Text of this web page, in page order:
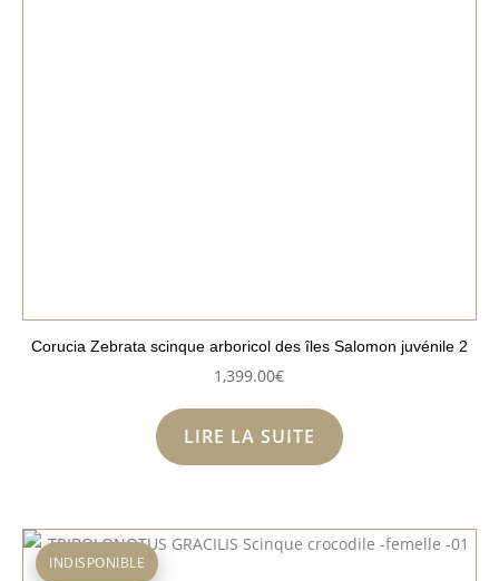
Corucia Zebrata scinque arboricol des îles Salomon juvénile 2
1,399.00€
LIRE LA SUITE
INDISPONIBLE